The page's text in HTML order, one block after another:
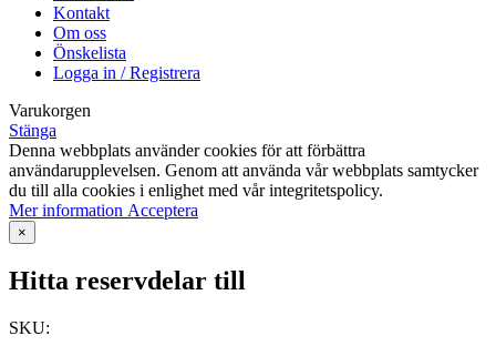
Kontakt
Om oss
Önskelista
Logga in / Registrera
Varukorgen
Stänga
Denna webbplats använder cookies för att förbättra
användarupplevelsen. Genom att använda vår webbplats samtycker
du till alla cookies i enlighet med vår integritetspolicy.
Mer information Mer
Acceptera
×
Hitta reservdelar till
SKU: